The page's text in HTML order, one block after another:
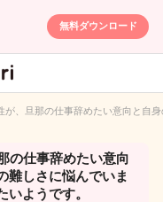
無料ダウンロード
が、旦那の仕事辞めたい意向と自
の仕事辞めたい意向
難しさに悩んでいま
ようです。